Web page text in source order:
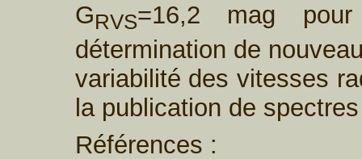
GRVS=16,2 mag
détermination de
variabilité des vitesses
la publication de
Références :